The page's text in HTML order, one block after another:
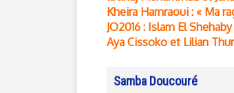
Kheira Hamraoui : « Ma
JO2016 : Islam El
Aya Cissoko et Lilian
Samba Doucouré